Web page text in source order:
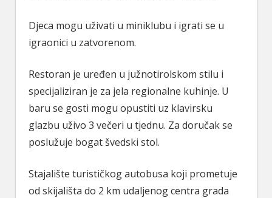
Djeca mogu uživati u miniklubu i igrati se u
igraonici u zatvorenom.
Restoran je uređen u južnotirolskom stilu i
specijaliziran je za jela regionalne kuhinje. U
baru se gosti mogu opustiti uz klavirsku
glazbu uživo 3 večeri u tjednu. Za doručak se
poslužuje bogat švedski stol.
Stajalište turističkog autobusa koji prometuje
od skijališta do 2 km udaljenog centra grada